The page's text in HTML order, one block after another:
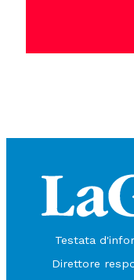
Testata
Direttore